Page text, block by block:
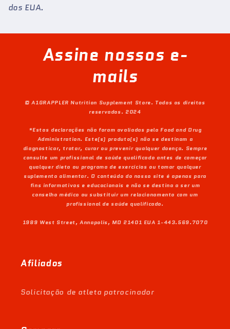
dos EUA.
Assine nossos e-
mails
© A1GRAPPLER Nutrition Supplement Store. Todos os direitos
reservados. 2024
*Estas declarações não foram avaliadas pela Food and Drug
Administration. Este(s) produto(s) não se destinam a
diagnosticar, tratar, curar ou prevenir qualquer doença. Sempre
consulte um profissional de saúde qualificado antes de começar
qualquer dieta ou programa de exercícios ou tomar qualquer
suplemento alimentar. O conteúdo do nosso site é apenas para
fins informativos e educacionais e não se destina a ser um
conselho médico ou substituir um relacionamento com um
profissional de saúde qualificado.
1989 West Street, Annapolis, MD 21401 EUA 1-443.569.7070
Afiliados
Solicitação de atleta patrocinador